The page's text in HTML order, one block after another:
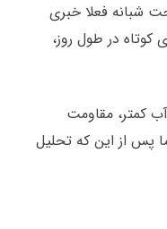
شبانه فعلا خبری
در طول روز،
کمتر، مقاومت
پس از این که تحلیل